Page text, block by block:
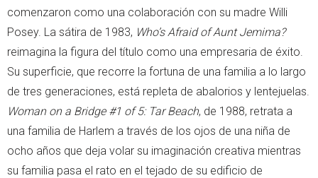
comenzaron como una colaboración con su madre Willi
Posey. La sátira de 1983, Who’s Afraid of Aunt Jemima?
reimagina la figura del título como una empresaria de éxito.
Su superficie, que recorre la fortuna de una familia a lo largo
de tres generaciones, está repleta de abalorios y lentejuelas.
Woman on a Bridge #1 of 5: Tar Beach, de 1988, retrata a
una familia de Harlem a través de los ojos de una niña de
ocho años que deja volar su imaginación creativa mientras
su familia pasa el rato en el tejado de su edificio de